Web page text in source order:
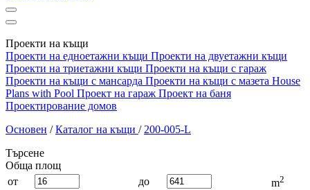
Проекти на къщи
Проекти на едноетажни къщи Проекти на двуетажни къщи
Проекти на триетажни къщи Проекти на къщи с гараж
Проекти на къщи с мансарда Проекти на къщи с мазета House
Plans with Pool Проект на гараж Проект на баня
Проектирование домов
Основен / Каталог на къщи / 200-005-L
Търсене
Обща площ
от
до m2